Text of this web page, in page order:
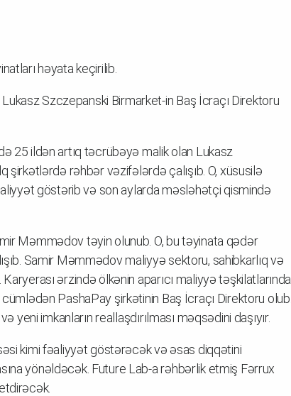
həyata keçirilib.
Szczepanski Birmarket-in Baş İcraçı Direktoru
25 ildən artıq təcrübəyə malik olan Lukasz
şirkətlərdə rəhbər vəzifələrdə çalışıb. O, xüsusilə
göstərib və son aylarda məsləhətçi qismində
Məmmədov təyin olunub. O, bu təyinata qədər
Samir Məmmədov maliyyə sektoru, sahibkarlıq və
ərzində ölkənin aparıcı maliyyə təşkilatlarında
PashaPay şirkətinin Baş İcraçı Direktoru olub.
yeni imkanların reallaşdırılması məqsədini daşıyır.
kimi fəaliyyət göstərəcək və əsas diqqətini
yönəldəcək. Future Lab-a rəhbərlik etmiş Fərrux